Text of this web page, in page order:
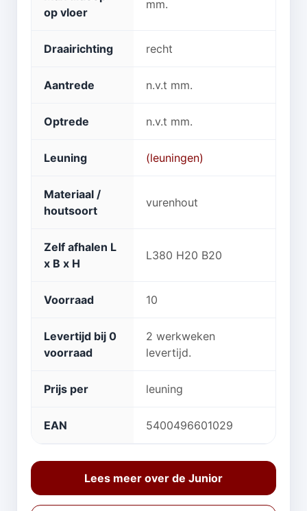
op vloer
mm.
Draairichting recht
Aantrede n.v.t mm.
Optrede n.v.t mm.
Leuning (leuningen)
Materiaal /
houtsoort
vurenhout
Zelf afhalen L
x B x H
L380 H20 B20
Voorraad 10
Levertijd bij 0
voorraad
2 werkweken
levertijd.
Prijs per leuning
EAN 5400496601029
Lees meer over de Junior